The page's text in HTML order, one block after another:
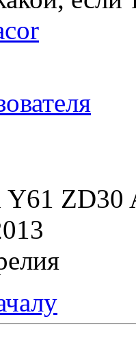
Y61 ZD30